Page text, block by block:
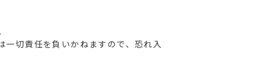
切責任を負いかねますので、恐れ入